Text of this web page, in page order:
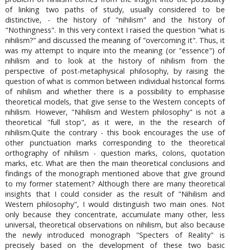
of linking two paths of study, usually considered to be
distinctive, - the history of "nihilism" and the history of
"Nothingness". In this very context I raised the question “what is
nihilism?” and discussed the meaning of "overcoming it". Thus, it
was my attempt to inquire into the meaning (or "essence") of
nihilism and to look at the history of nihilism from the
perspective of post-metaphysical philosophy, by raising the
question of what is common between individual historical forms
of nihilism and whether there is a possibility to emphasise
theoretical models, that give sense to the Western concepts of
nihilism. However, "Nihilism and Western philosophy" is not a
theoretical "full stop", as it were, in the the research of
nihilism.Quite the contrary - this book encourages the use of
other punctuation marks corresponding to the theoretical
orthography of nihilism - question marks, colons, quotation
marks, etc. What are then the main theoretical conclusions and
findings of the monograph mentioned above that give ground
to my former statement? Although there are many theoretical
insights that I could consider as the result of "Nihilism and
Western philosophy", I would distinguish two main ones. Not
only because they concentrate, accumulate many other, less
universal, theoretical observations on nihilism, but also because
the newly introduced monograph "Specters of Reality" is
precisely based on the development of these two basic